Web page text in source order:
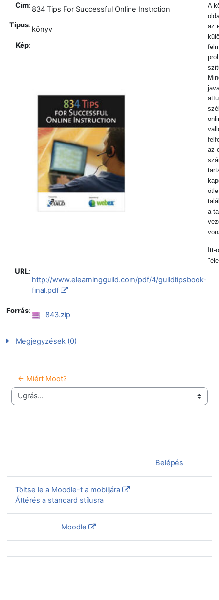
Cím: 834 Tips For Successful Online Instrction
A
az
az
a
Itt-
Típus: könyv
Kép:
URL:
http://www.elearningguild.com/pdf/4/guildtipsbook-
final.pdf
Forrás: 843.zip
Megjegyzések (0)
← Miért Moot?
Ugrás...
Belépés
Töltse le a Moodle-t a mobiljára
Áttérés a standard stílusra
Moodle